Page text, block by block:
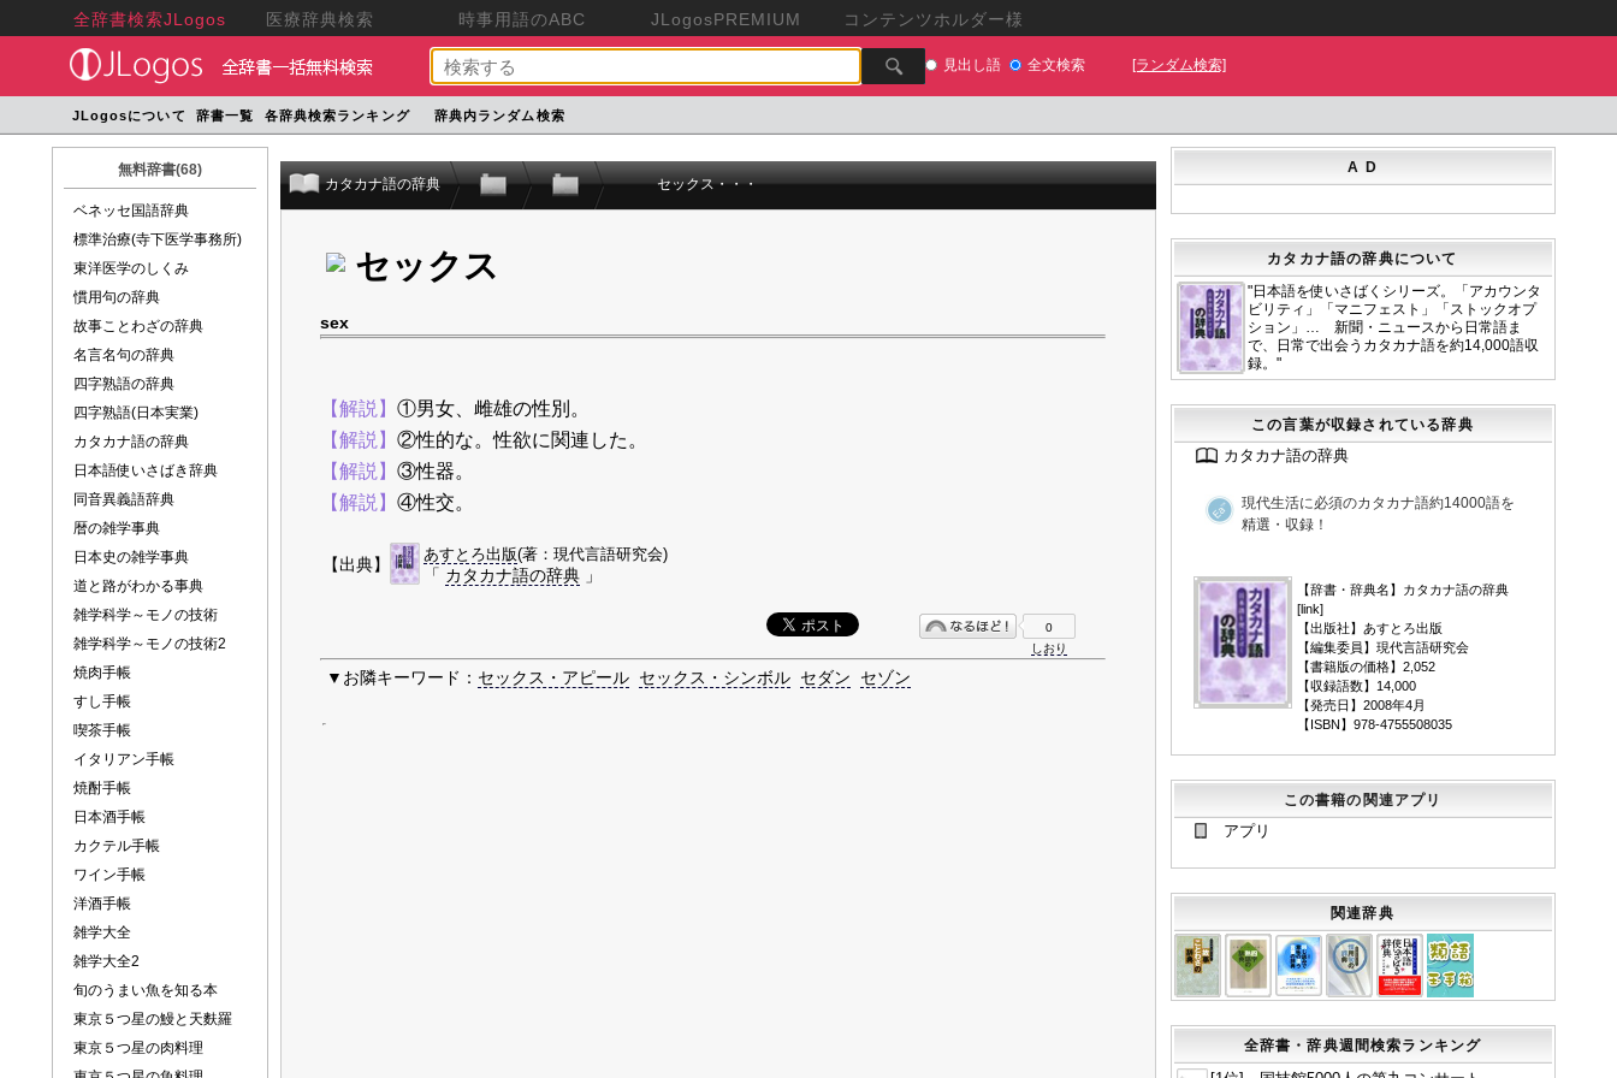
全辞書検索JLogos 医療辞典検索 時事用語のABC JLogosPREMIUM コンテンツホルダー様
見出し語 全文検索 [ランダム検索]
JLogosについて 辞書一覧 各辞典検索ランキング 辞典内ランダム検索
無料辞書(68)
ベネッセ国語辞典
標準治療(寺下医学事務所)
東洋医学のしくみ
慣用句の辞典
故事ことわざの辞典
名言名句の辞典
四字熟語の辞典
四字熟語(日本実業)
カタカナ語の辞典
日本語使いさばき辞典
同音異義語辞典
暦の雑学事典
日本史の雑学事典
道と路がわかる事典
雑学科学～モノの技術
雑学科学～モノの技術2
焼肉手帳
すし手帳
喫茶手帳
イタリアン手帳
焼酎手帳
日本酒手帳
カクテル手帳
ワイン手帳
洋酒手帳
雑学大全
雑学大全2
旬のうまい魚を知る本
東京５つ星の鰻と天麩羅
東京５つ星の肉料理
カタカナ語の辞典 セックス・・・
セックス
sex
【解説】 ①男女、雌雄の性別。
【解説】 ②性的な。性欲に関連した。
【解説】 ③性器。
【解説】 ④性交。
【出典】
あすとろ出版(著：現代言語研究会)
「 カタカナ語の辞典」
0
しおり
▼お隣キーワード： セックス・アピール セックス・シンボル セダン セゾン
A D
カタカナ語の辞典について
"日本語を使いさばくシリーズ。「アカウンタ
ビリティ」「マニフェスト」「ストックオプ
ション」… 新聞・ニュースから日常語ま
で、日常で出会うカタカナ語を約14,000語収
録。"
この言葉が収録されている辞典
カタカナ語の辞典
現代生活に必須のカタカナ語約14000語を
精選・収録！
【辞書・辞典名】カタカナ語の辞典
[link]
【出版社】あすとろ出版
【編集委員】現代言語研究会
【書籍版の価格】2,052
【収録語数】14,000
【発売日】2008年4月
【ISBN】978-4755508035
この書籍の関連アプリ
アプリ
関連辞典
全辞書・辞典週間検索ランキング